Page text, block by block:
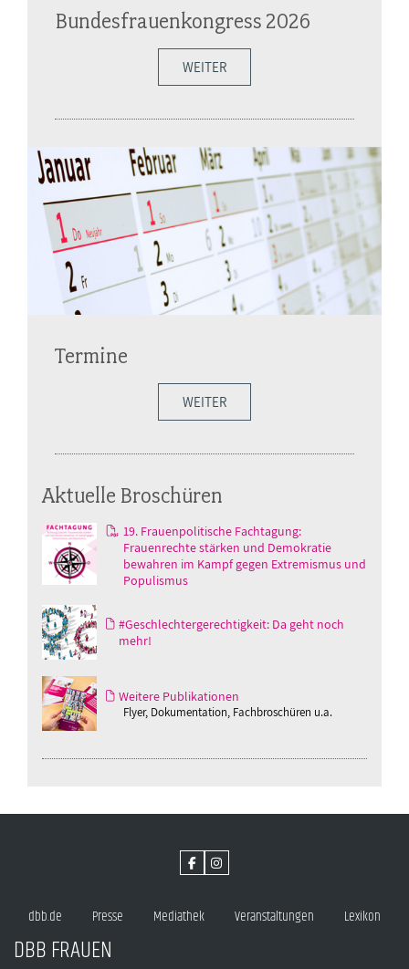
Bundesfrauenkongress 2026
WEITER
Termine
WEITER
Aktuelle Broschüren
19. Frauenpolitische Fachtagung:
Frauenrechte stärken und Demokratie
bewahren im Kampf gegen Extremismus und
Populismus
#Geschlechtergerechtigkeit: Da geht noch
mehr!
Weitere Publikationen
Flyer, Dokumentation, Fachbroschüren u.a.
dbb.de Presse Mediathek Veranstaltungen Lexikon
DBB FRAUEN